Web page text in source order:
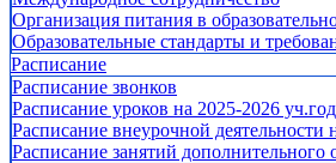
Организация питания в
Образовательные стандарты и
Расписание
Расписание звонков
Расписание уроков на 2025-2026 уч.год
Расписание внеурочной деятельности
Расписание занятий